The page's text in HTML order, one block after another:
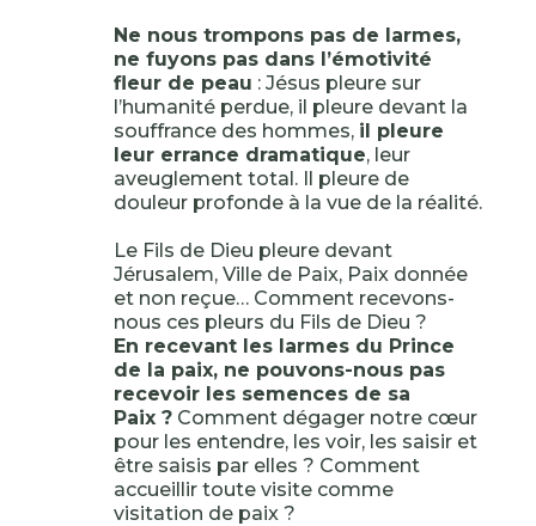
Ne nous trompons pas de larmes,
ne fuyons pas dans l’émotivité
fleur de peau : Jésus pleure sur
l’humanité perdue, il pleure devant la
souffrance des hommes, il pleure
leur errance dramatique, leur
aveuglement total. Il pleure de
douleur profonde à la vue de la réalité.
Le Fils de Dieu pleure devant
Jérusalem, Ville de Paix, Paix donnée
et non reçue… Comment recevons-
nous ces pleurs du Fils de Dieu ?
En recevant les larmes du Prince
de la paix, ne pouvons-nous pas
recevoir les semences de sa
Paix ?Comment dégager notre cœur
pour les entendre, les voir, les saisir et
être saisis par elles ? Comment
accueillir toute visite comme
visitation de paix ?